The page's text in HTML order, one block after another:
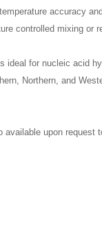
accuracy
controlled mixing or
ideal for nucleic acid
Northern, and
available upon request